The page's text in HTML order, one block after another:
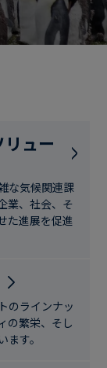
リュー
な気候関連課
業、社会、そ
た進展を促進
のラインナッ
の繁栄、そし
す。